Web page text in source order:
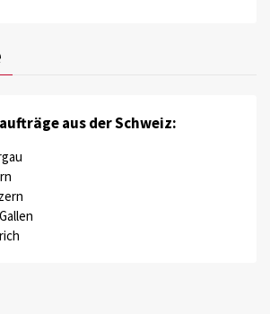
aus der Schweiz: